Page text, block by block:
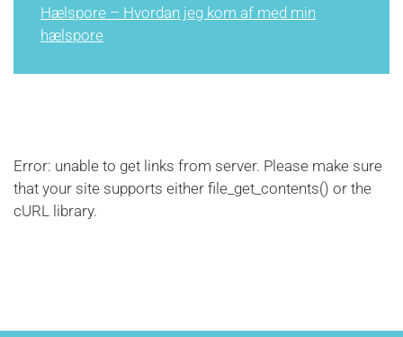
Hælspore – Hvordan jeg kom af med min
hælspore
Error: unable to get links from server. Please make sure
that your site supports either file_get_contents() or the
cURL library.